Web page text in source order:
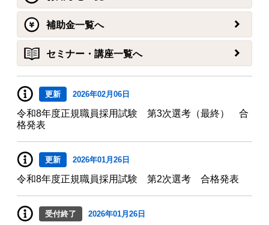
補助金一覧へ
セミナー・講座一覧へ
更新 2026年02月06日
令和8年度正規職員採用試験 第3次選考（最終） 合
格発表
更新 2026年01月26日
令和8年度正規職員採用試験 第2次選考 合格発表
受付終了 2026年01月26日